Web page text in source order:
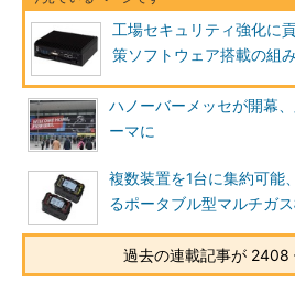
工場セキュリティ強化に
策ソフトウェア搭載の組
ハノーバーメッセが開幕
ーマに
複数装置を1台に集約可能
るポータブル型マルチガ
過去の連載記事が 2408